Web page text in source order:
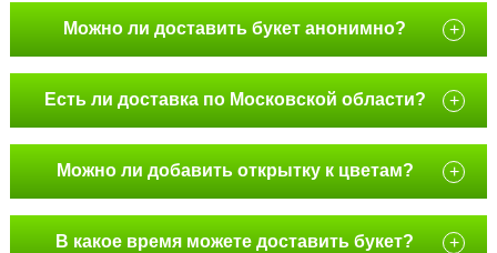
Можно ли доставить букет анонимно? +
Есть ли доставка по Московской области? +
Можно ли добавить открытку к цветам? +
В какое время можете доставить букет? +